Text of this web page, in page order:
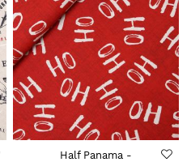
Half Panama -